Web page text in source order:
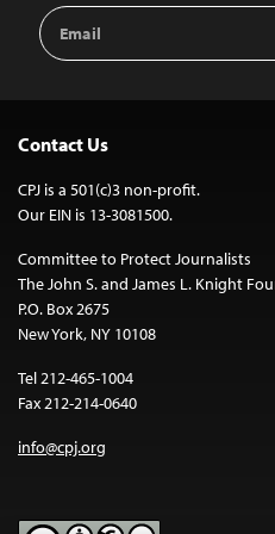
Email
Address
Contact Us
CPJ is a 501(c)3 non-profit.
Our EIN is 13-3081500.
Committee to Protect Journalists
The John S. and James L. Knight
P.O. Box 2675
New York, NY 10108
Tel 212-465-1004
Fax 212-214-0640
info@cpj.org